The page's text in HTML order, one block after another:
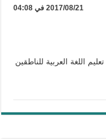
2017/08/21 في 04:08
اللغة العربية للناطقين